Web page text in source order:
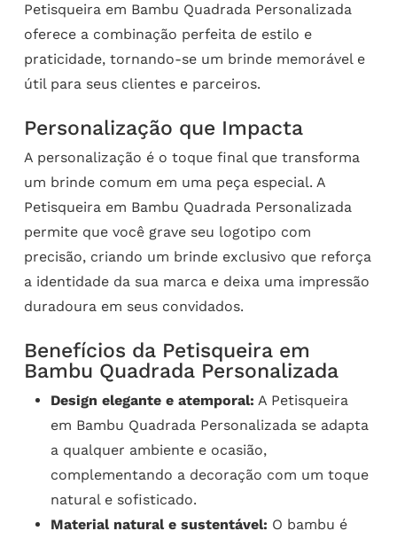
Petisqueira em Bambu Quadrada Personalizada
oferece a combinação perfeita de estilo e
praticidade, tornando-se um brinde memorável e
útil para seus clientes e parceiros.
Personalização que Impacta
A personalização é o toque final que transforma
um brinde comum em uma peça especial. A
Petisqueira em Bambu Quadrada Personalizada
permite que você grave seu logotipo com
precisão, criando um brinde exclusivo que reforça
a identidade da sua marca e deixa uma impressão
duradoura em seus convidados.
Benefícios da Petisqueira em
Bambu Quadrada Personalizada
Design elegante e atemporal: A Petisqueira
em Bambu Quadrada Personalizada se adapta
a qualquer ambiente e ocasião,
complementando a decoração com um toque
natural e sofisticado.
Material natural e sustentável: O bambu é